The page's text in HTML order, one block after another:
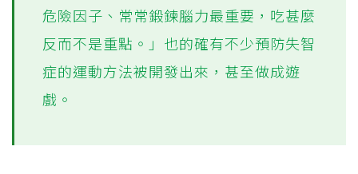
危險因子、常常鍛鍊腦力最重要，吃甚麼
反而不是重點。」也的確有不少預防失智
症的運動方法被開發出來，甚至做成遊
戲。